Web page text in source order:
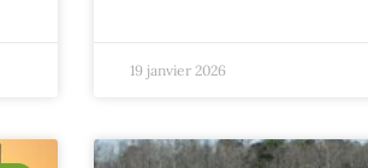
19 janvier 2026